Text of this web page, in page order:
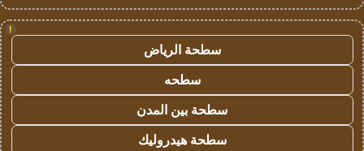
!
سطحة الرياض
سطحه
سطحة بين المدن
سطحة هيدروليك